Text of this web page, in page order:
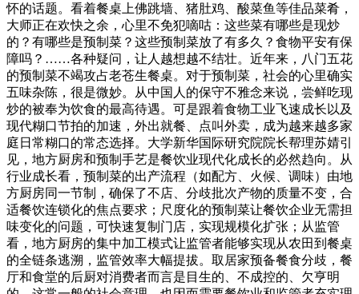
怀的话题。看着餐桌上佛跳墙、猪肚鸡、酸菜鱼等佳品菜肴，
大师正在欢快之余，心里不免犯嘀咕：这些菜有哪些是现炒
的？有哪些是预制菜？这些预制菜放了有多久？食物平安有保
障吗？……各种疑问，让人越想越不结壮。近年来，八门五花
的预制菜不竭攻占老苍生餐桌。对于预制菜，社会的心里确实
五味杂陈，很是微妙。从中国人的保守不雅念来说，尝鲜吃现
炒的被奉为饮食的最高待遇。可是跟着食物工业飞速成长以及
现代糊口节拍的加速，外出就餐、点叫外卖，成为越来越多家
庭日常糊口的常态选择。大学新华国际研究院院长帮理苏婧引
见，地方厨房和预制手艺是餐饮业现代化成长的必然趋向。从
行业成长看，预制菜的出产流程（如配方、火候、调味）由地
方厨房同一节制，确保了不店、分歧批次产物的质量不变，合
适餐饮连锁化的焦点要求；尺度化的预制菜让餐饮企业无需担
味变化的问题，可快速复制门店，实现规模化扩张；从监管
看，地方厨房的集中加工模式让监管者能够实现从农田到餐桌
的全链条逃溯，监管效率大幅提拔。取居家预备餐食分歧，餐
厅和食堂的后厨对消费者而言是目生的、不成控的、欠亨明